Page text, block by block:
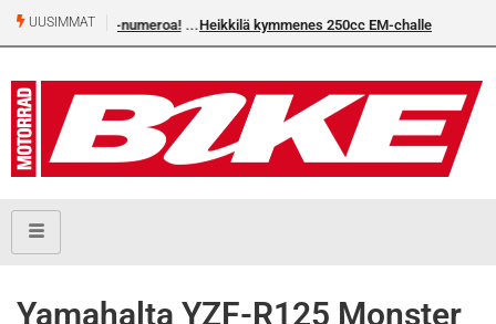
UUSIMMAT Heikkilä kymmenes 250cc EM-challengessä
Yamahalta YZF-R125 Monster